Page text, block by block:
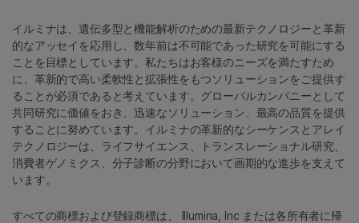
イルミナは、遺伝多型と機能解析のための最新テクノロジーと革新
的なアッセイを応用し、数年前は不可能であった研究を可能にする
ことを目標としています。私たちはお客様のニーズを満たすため
に、革新的で高い柔軟性と拡張性をもつソリューションをご提供す
ることが必須であると考えています。グローバルカンパニーとして
共同研究に価値をおき、迅速なソリューション、最高の品質を提供
することに努めています。イルミナの革新的なシーケンスとアレイ
テクノロジーは、ライフサイエンス、トランスレーショナル研究、
消費者ゲノミクス、分子診断の分野において画期的な進歩を支えて
います。
すべての商標および登録商標は、 Illumina, Inc または各所有者に帰